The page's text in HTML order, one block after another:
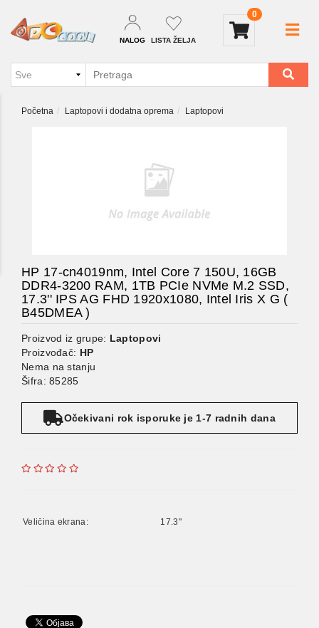
NALOG LISTA ŽELJA
0
Početna Laptopovi i dodatna oprema Laptopovi
HP 17-cn4019nm, Intel Core 7 150U, 16GB
DDR4-3200 RAM, 1TB PCIe NVMe M.2 SSD,
17.3'' IPS AG FHD 1920x1080, Intel Iris X G (
B45DMEA )
Proizvod iz grupe: Laptopovi
Proizvođač: HP
Nema na stanju
Šifra: 85285
Očekivani rok isporuke je 1-7 radnih dana
Veličina ekrana: 17.3"